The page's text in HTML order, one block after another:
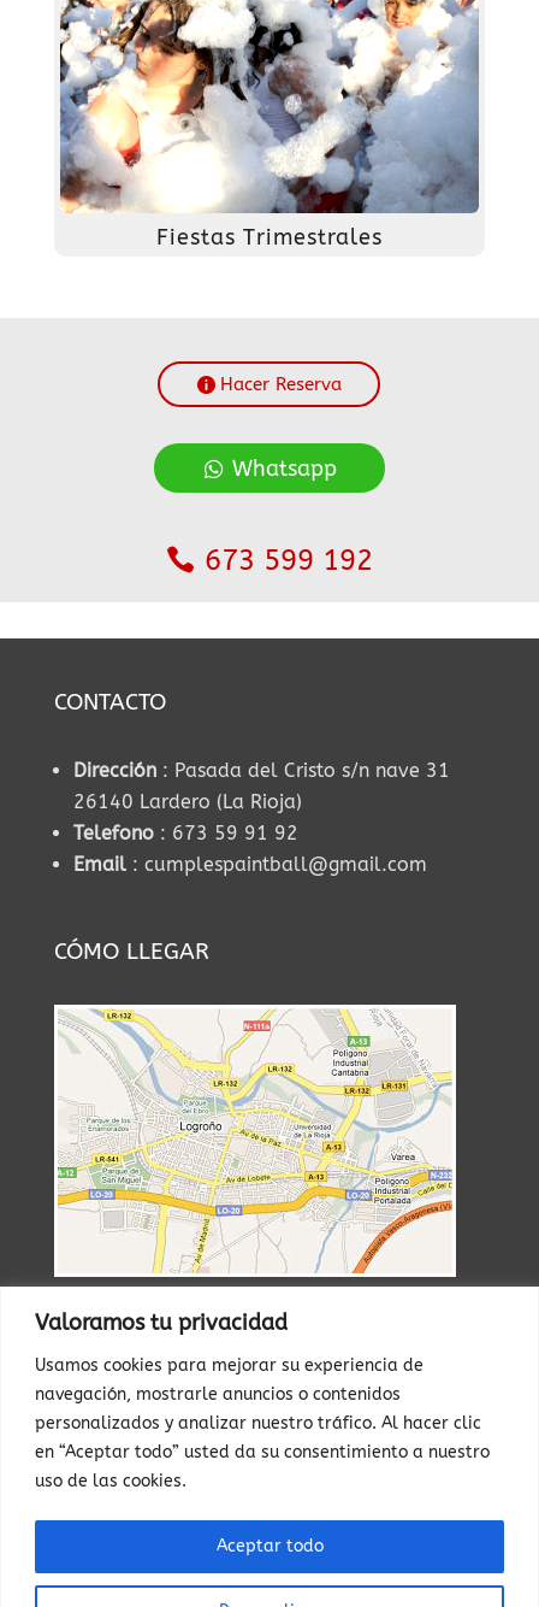
Valoramos tu privacidad
Usamos cookies para mejorar su experiencia de
navegación, mostrarle anuncios o contenidos
personalizados y analizar nuestro tráfico. Al hacer clic
en “Aceptar todo” usted da su consentimiento a nuestro
uso de las cookies.
Aceptar todo
Fiestas Trimestrales
Hacer Reserva
Whatsapp
673 599 192
CONTACTO
Dirección : Pasada del Cristo s/n nave 31
26140 Lardero (La Rioja)
Telefono : 673 59 91 92
Email : cumplespaintball@gmail.com
CÓMO LLEGAR
RESERVAS
 WhatsApp
673 599 192
Teléfono